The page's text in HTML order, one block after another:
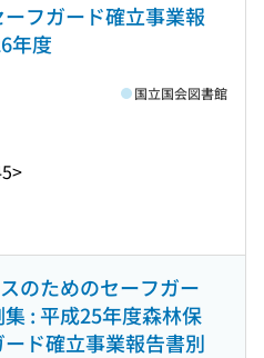
フガード確立事業報
年度
国立国会図書館
のためのセーフガー
集 : 平成25年度森林保
ド確立事業報告書別